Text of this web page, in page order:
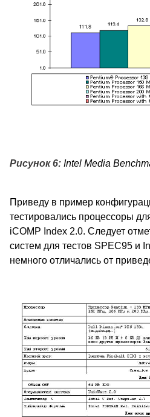
Рисунок 6: Intel Media
Приведу в пример
тестировались процессоры
iCOMP Index 2.0. Следует
систем для тестов SPEC95 и
немного отличались от